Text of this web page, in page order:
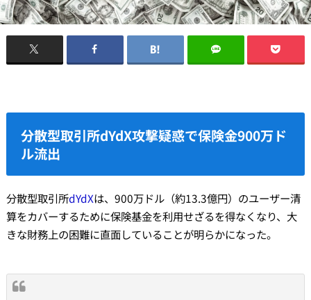
分散型取引所dYdX攻撃疑惑で保険金900万ド
ル流出
分散型取引所dYdXは、900万ドル（約13.3億円）のユーザー清
算をカバーするために保険基金を利用せざるを得なくなり、大
きな財務上の困難に直面していることが明らかになった。